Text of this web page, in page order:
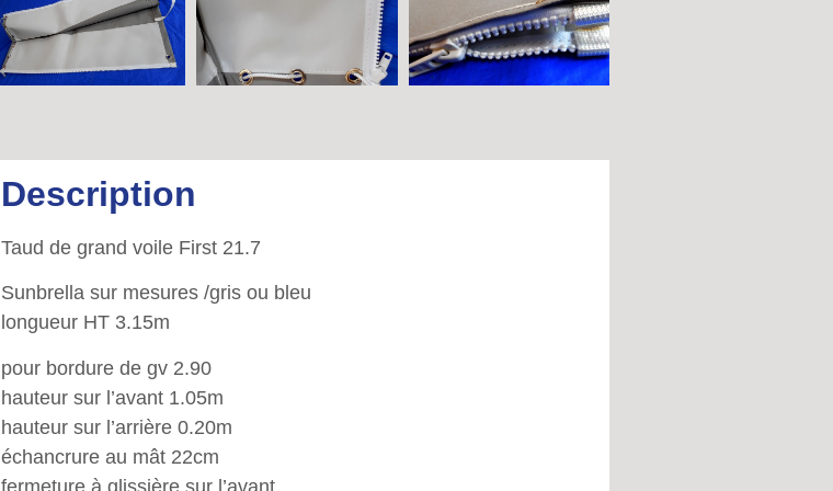
Description
Taud de grand voile First 21.7
Sunbrella sur mesures /gris ou bleu
longueur HT 3.15m
pour bordure de gv 2.90
hauteur sur l’avant 1.05m
hauteur sur l’arrière 0.20m
échancrure au mât 22cm
fermeture à glissière sur l’avant